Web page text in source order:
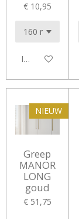
€ 10,95
In winkelwagen
NIEUW
Greep
MANOR
LONG
goud
€ 51,75